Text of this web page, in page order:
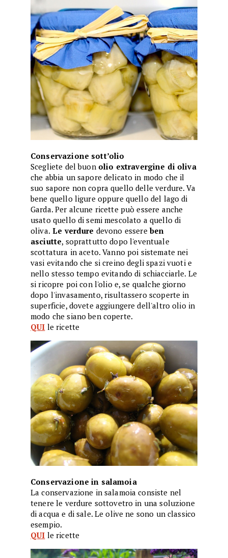
Conservazione sott’olio
Scegliete del buon olio extravergine di oliva
che abbia un sapore delicato in modo che il
suo sapore non copra quello delle verdure. Va
bene quello ligure oppure quello del lago di
Garda. Per alcune ricette può essere anche
usato quello di semi mescolato a quello di
oliva. Le verdure devono essere ben
asciutte, soprattutto dopo l'eventuale
scottatura in aceto. Vanno poi sistemate nei
vasi evitando che si creino degli spazi vuoti e
nello stesso tempo evitando di schiacciarle. Le
si ricopre poi con l'olio e, se qualche giorno
dopo l'invasamento, risultassero scoperte in
superficie, dovete aggiungere dell'altro olio in
modo che siano ben coperte.
QUI le ricette
Conservazione in salamoia
La conservazione in salamoia consiste nel
tenere le verdure sottovetro in una soluzione
di acqua e di sale. Le olive ne sono un classico
esempio.
QUI le ricette